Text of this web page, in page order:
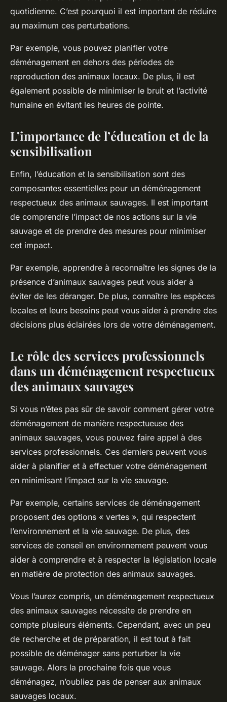
quotidienne. C’est pourquoi il est important de réduire
au maximum ces perturbations.
Par exemple, vous pouvez planifier votre
déménagement en dehors des périodes de
reproduction des animaux locaux. De plus, il est
également possible de minimiser le bruit et l’activité
humaine en évitant les heures de pointe.
L’importance de l’éducation et de la
sensibilisation
Enfin, l’éducation et la sensibilisation sont des
composantes essentielles pour un déménagement
respectueux des animaux sauvages. Il est important
de comprendre l’impact de nos actions sur la vie
sauvage et de prendre des mesures pour minimiser
cet impact.
Par exemple, apprendre à reconnaître les signes de la
présence d’animaux sauvages peut vous aider à
éviter de les déranger. De plus, connaître les espèces
locales et leurs besoins peut vous aider à prendre des
décisions plus éclairées lors de votre déménagement.
Le rôle des services professionnels
dans un déménagement respectueux
des animaux sauvages
Si vous n’êtes pas sûr de savoir comment gérer votre
déménagement de manière respectueuse des
animaux sauvages, vous pouvez faire appel à des
services professionnels. Ces derniers peuvent vous
aider à planifier et à effectuer votre déménagement
en minimisant l’impact sur la vie sauvage.
Par exemple, certains services de déménagement
proposent des options « vertes », qui respectent
l’environnement et la vie sauvage. De plus, des
services de conseil en environnement peuvent vous
aider à comprendre et à respecter la législation locale
en matière de protection des animaux sauvages.
Vous l’aurez compris, un déménagement respectueux
des animaux sauvages nécessite de prendre en
compte plusieurs éléments. Cependant, avec un peu
de recherche et de préparation, il est tout à fait
possible de déménager sans perturber la vie
sauvage. Alors la prochaine fois que vous
déménagez, n’oubliez pas de penser aux animaux
sauvages locaux.